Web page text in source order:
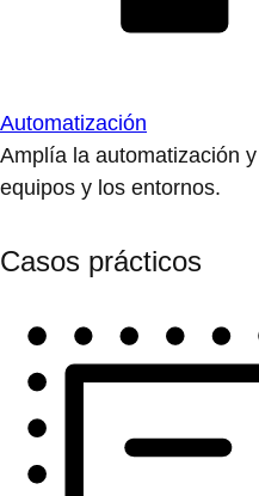
Automatización
Amplía la automatización
equipos y los entornos.
Casos prácticos